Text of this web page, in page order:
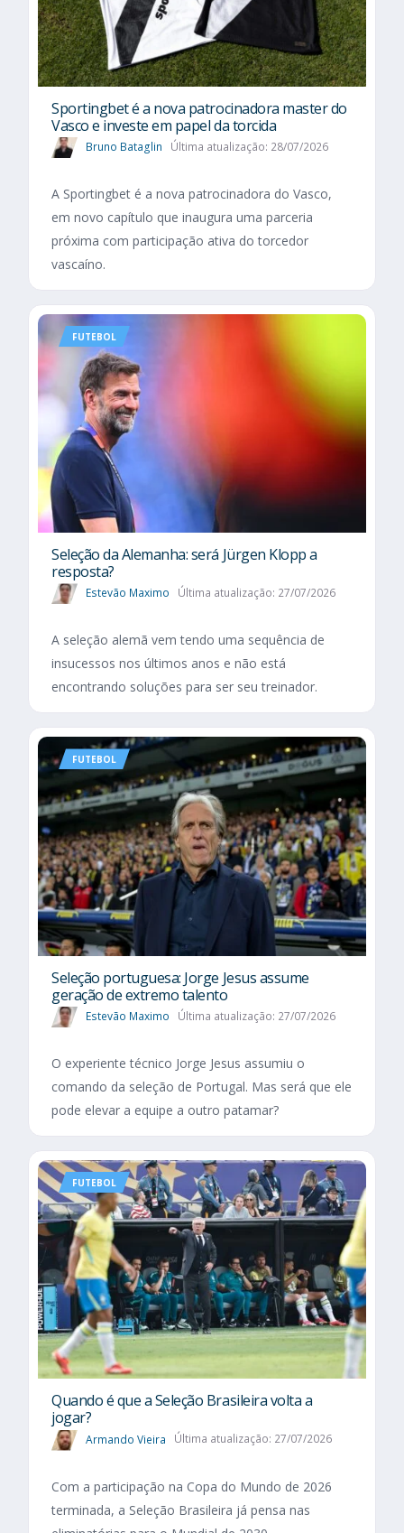
Sportingbet é a nova patrocinadora master do
Vasco e investe em papel da torcida
Bruno Bataglin Última atualização: 28/07/2026
A Sportingbet é a nova patrocinadora do Vasco,
em novo capítulo que inaugura uma parceria
próxima com participação ativa do torcedor
vascaíno.
FUTEBOL
Seleção da Alemanha: será Jürgen Klopp a
resposta?
Estevão Maximo Última atualização: 27/07/2026
A seleção alemã vem tendo uma sequência de
insucessos nos últimos anos e não está
encontrando soluções para ser seu treinador.
FUTEBOL
Seleção portuguesa: Jorge Jesus assume
geração de extremo talento
Estevão Maximo Última atualização: 27/07/2026
O experiente técnico Jorge Jesus assumiu o
comando da seleção de Portugal. Mas será que ele
pode elevar a equipe a outro patamar?
FUTEBOL
Quando é que a Seleção Brasileira volta a
jogar?
Armando Vieira Última atualização: 27/07/2026
Com a participação na Copa do Mundo de 2026
terminada, a Seleção Brasileira já pensa nas